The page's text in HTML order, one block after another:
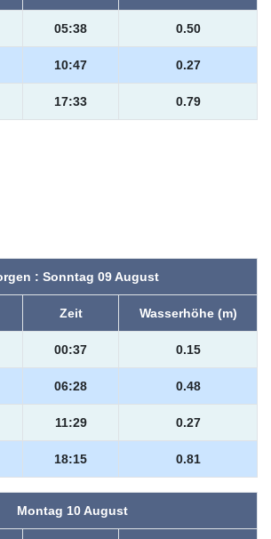
05:38 0.50
10:47 0.27
17:33 0.79
: Sonntag 09 August
Zeit Wasserhöhe (m)
00:37 0.15
06:28 0.48
11:29 0.27
18:15 0.81
Montag 10 August